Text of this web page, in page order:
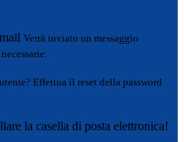
Verrà inviato un messaggio
Effettua il reset della password
la casella di posta elettronica!